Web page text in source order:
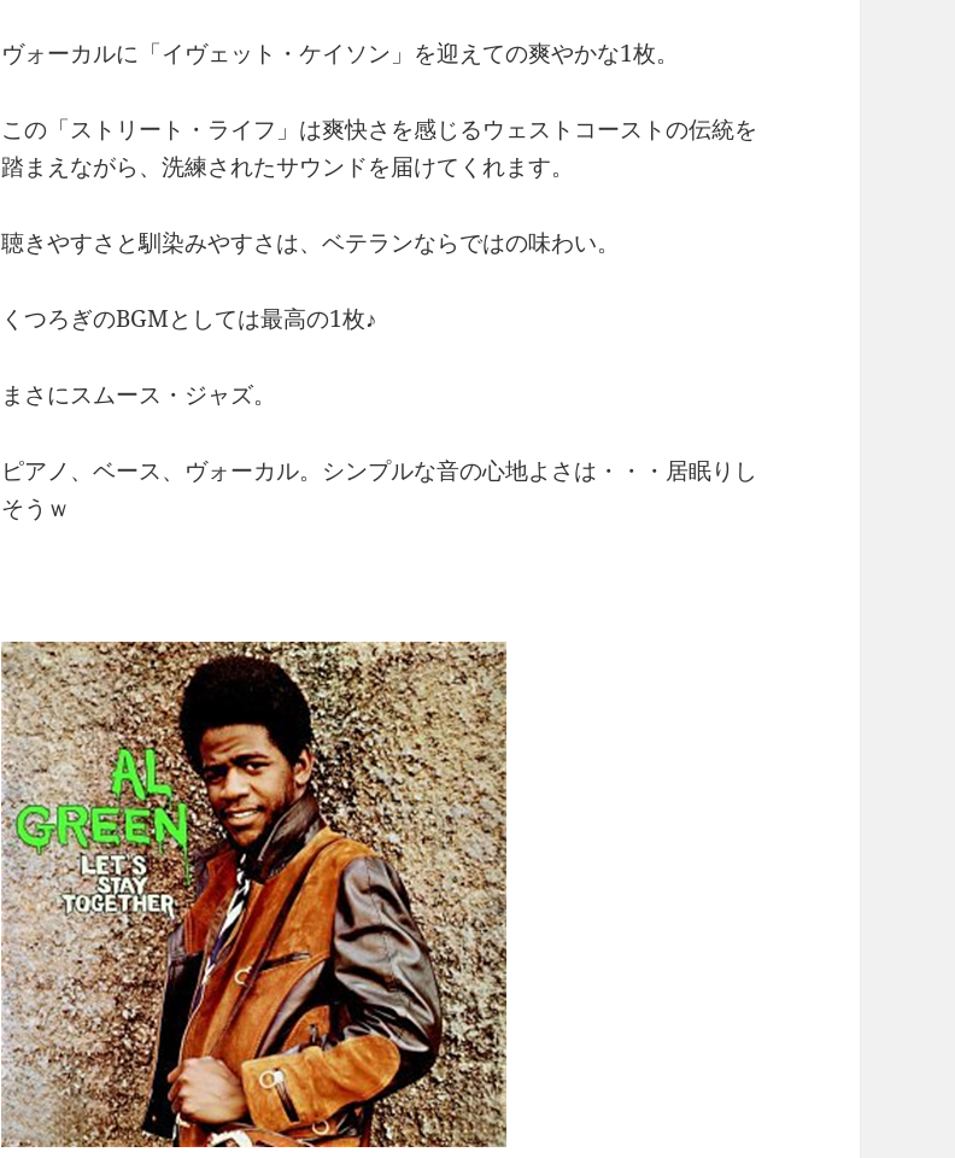
ヴォーカルに「イヴェット・ケイソン」を迎えての爽やかな1枚。
この「ストリート・ライフ」は爽快さを感じるウェストコーストの伝統を
踏まえながら、洗練されたサウンドを届けてくれます。
聴きやすさと馴染みやすさは、ベテランならではの味わい。
くつろぎのBGMとしては最高の1枚♪
まさにスムース・ジャズ。
ピアノ、ベース、ヴォーカル。シンプルな音の心地よさは・・・居眠りし
そうｗ